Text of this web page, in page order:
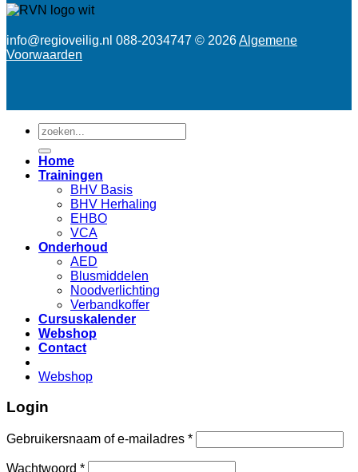
info@regioveilig.nl 088-2034747 © 2026Algemene
Voorwaarden
Zoeken
naar:
Home
Trainingen
BHV Basis
BHV Herhaling
EHBO
VCA
Onderhoud
AED
Blusmiddelen
Noodverlichting
Verbandkoffer
Cursuskalender
Webshop
Contact
Webshop
Login
Gebruikersnaam of e-mailadres *
Wachtwoord *